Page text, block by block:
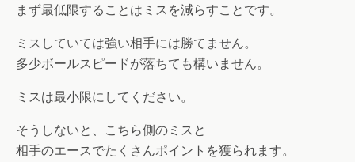
まず最低限することはミスを減らすことです。
ミスしていては強い相手には勝てません。
多少ボールスピードが落ちても構いません。
ミスは最小限にしてください。
そうしないと、こちら側のミスと
相手のエースでたくさんポイントを獲られます。